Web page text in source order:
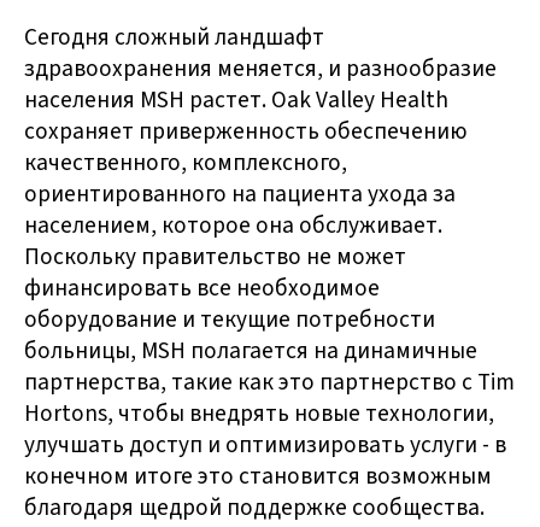
Сегодня сложный ландшафт
здравоохранения меняется, и разнообразие
населения MSH растет. Oak Valley Health
сохраняет приверженность обеспечению
качественного, комплексного,
ориентированного на пациента ухода за
населением, которое она обслуживает.
Поскольку правительство не может
финансировать все необходимое
оборудование и текущие потребности
больницы, MSH полагается на динамичные
партнерства, такие как это партнерство с Tim
Hortons, чтобы внедрять новые технологии,
улучшать доступ и оптимизировать услуги - в
конечном итоге это становится возможным
благодаря щедрой поддержке сообщества.